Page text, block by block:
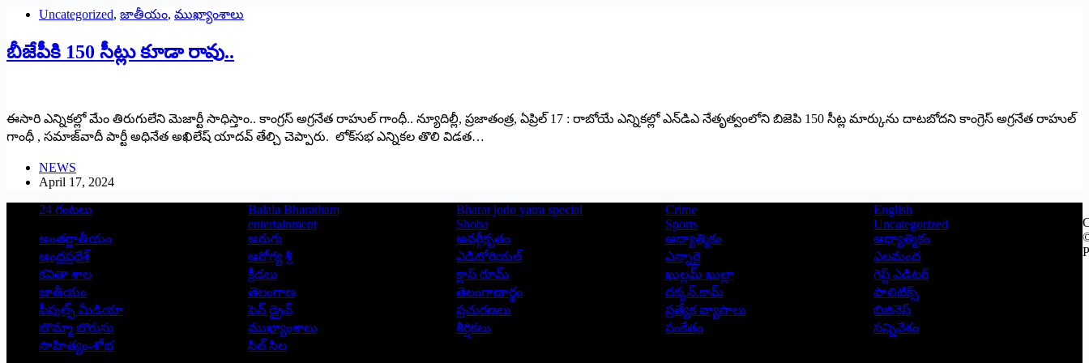
Uncategorized, జాతీయం, ముఖ్యాంశాలు
బీజేపీకి 150 సీట్లు కూడా రావు..
ఈసారి ఎన్నిక‌ల్లో మేం తిరుగులేని మెజార్టీ సాధిస్తాం.. కాంగ్ర‌స్ అగ్ర‌నేత రాహుల్ గాంధీ.. న్యూదిల్లీ, ప్ర‌జాతంత్ర‌, ఏప్రిల్ 17 : రాబోయే ఎన్నికల్లో ఎన్‌డిఎ నేతృత్వంలోని బిజెపి 150 సీట్ల మార్కును దాటబోదని కాంగ్రెస్ అగ్ర‌నేత రాహుల్
గాంధీ , సమాజ్‌వాదీ పార్టీ అధినేత అఖిలేష్ యాదవ్ తేల్చి చెప్పారు. లోక్‌సభ ఎన్నికల తొలి విడత…
NEWS
April 17, 2024
24 గంటలు
Balala Bharatham Bharat jodo yatra special Crime
English
entertainment
Shoba Sports
Uncategorized
అంతర్జాతీయం
అరుగు అవర్గీకృతం ఆద్యాత్మికం
ఆధ్యాత్మికం
ఆంధ్రప్రదేశ్
ఆరోగ్య శ్రీ ఎడిటోరియల్ ఎన్నారై
ఎలమంద
కవితా శాల
క్రీడలు క్లాస్ రూమ్ ఖుల్లమ్ ఖుల్లా
గెస్ట్ ఎడిటర్
జాతీయం
తెలంగాణ తెలంగాణార్థం దక్కన్.కామ్
పాలిటిక్స్
పీపుల్స్ ‌మీడియా
పెన్ డ్రైవ్ ప్రచురణలు ప్రత్యేక వ్యాసాలు
బిజినెస్
బొమ్మా బొరుసు
ముఖ్యాంశాలు శీర్షికలు సంకేతం
సన్నివేశం
సాహిత్యం-శోభ
సిల్ సిల